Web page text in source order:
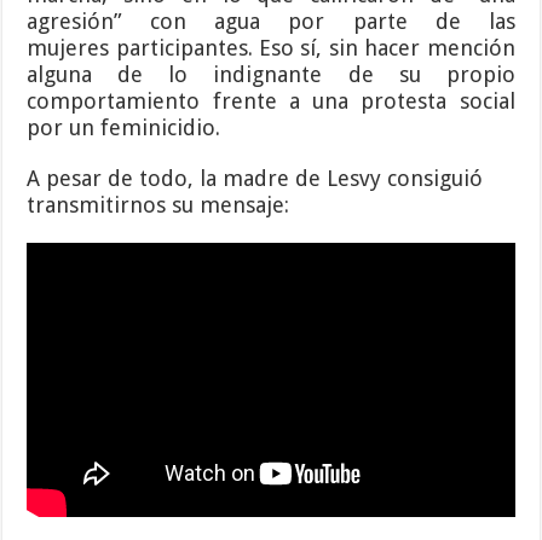
agresión” con agua por parte de las
mujeres participantes. Eso sí, sin hacer mención
alguna de lo indignante de su propio
comportamiento frente a una protesta social
por un feminicidio.
A pesar de todo, la madre de Lesvy consiguió
transmitirnos su mensaje: